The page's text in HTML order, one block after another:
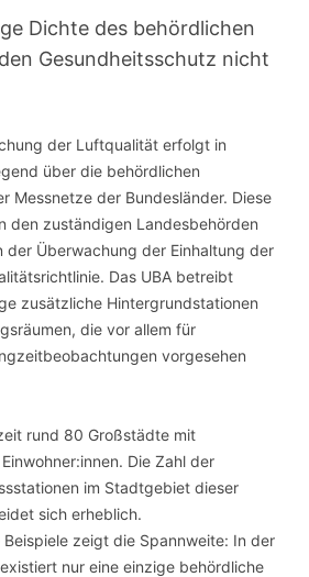
Dichte des behördlichen
Gesundheitsschutz nicht
der Luftqualität erfolgt in
über die behördlichen
Messnetze der Bundesländer. Diese
den zuständigen Landesbehörden
der Überwachung der Einhaltung der
Das UBA betreibt
zusätzliche Hintergrundstationen
die vor allem für
vorgesehen
rund 80 Großstädte mit
Die Zahl der
im Stadtgebiet dieser
sich erheblich.
Beispiele zeigt die Spannweite: In der
nur eine einzige behördliche